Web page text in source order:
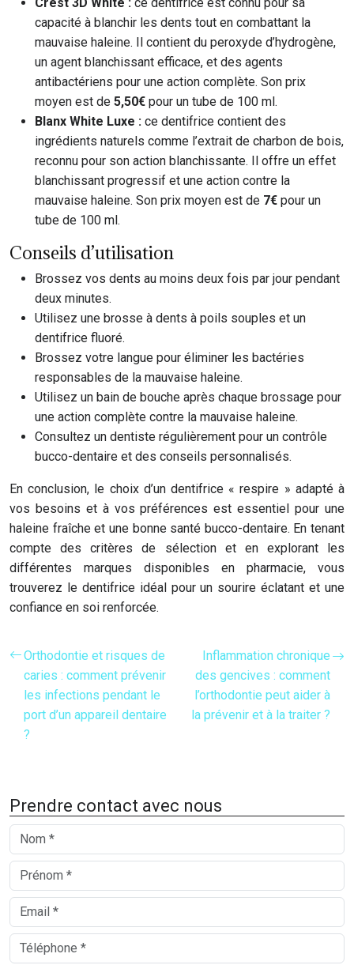
capacité à blanchir les dents tout en combattant la
mauvaise haleine. Il contient du peroxyde d’hydrogène,
un agent blanchissant efficace, et des agents
antibactériens pour une action complète. Son prix
moyen est de 5,50€ pour un tube de 100 ml.
Blanx White Luxe : ce dentifrice contient des
ingrédients naturels comme l’extrait de charbon de bois,
reconnu pour son action blanchissante. Il offre un effet
blanchissant progressif et une action contre la
mauvaise haleine. Son prix moyen est de 7€ pour un
tube de 100 ml.
Conseils d’utilisation
Brossez vos dents au moins deux fois par jour pendant
deux minutes.
Utilisez une brosse à dents à poils souples et un
dentifrice fluoré.
Brossez votre langue pour éliminer les bactéries
responsables de la mauvaise haleine.
Utilisez un bain de bouche après chaque brossage pour
une action complète contre la mauvaise haleine.
Consultez un dentiste régulièrement pour un contrôle
bucco-dentaire et des conseils personnalisés.
En conclusion, le choix d’un dentifrice « respire » adapté à
vos besoins et à vos préférences est essentiel pour une
haleine fraîche et une bonne santé bucco-dentaire. En tenant
compte des critères de sélection et en explorant les
différentes marques disponibles en pharmacie, vous
trouverez le dentifrice idéal pour un sourire éclatant et une
confiance en soi renforcée.
Orthodontie et risques de
caries : comment prévenir
les infections pendant le
port d’un appareil dentaire
?
Inflammation chronique
des gencives : comment
l’orthodontie peut aider à
la prévenir et à la traiter ?
Prendre contact avec nous